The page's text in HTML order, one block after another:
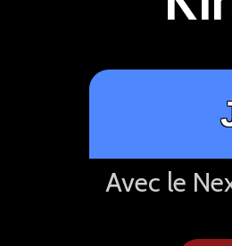
Avec le